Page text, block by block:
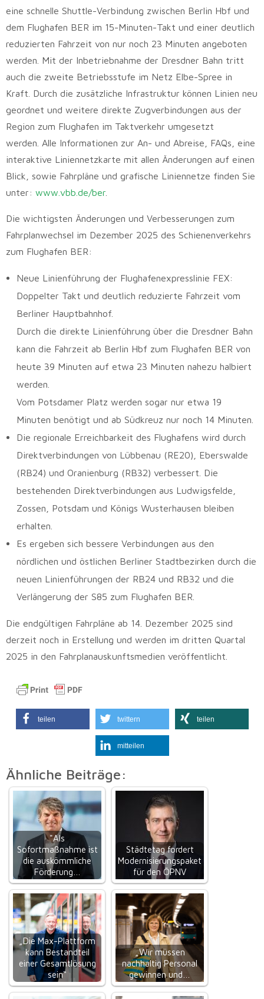
eine schnelle Shuttle-Verbindung zwischen Berlin Hbf und
dem Flughafen BER im 15-Minuten-Takt und einer deutlich
reduzierten Fahrzeit von nur noch 23 Minuten angeboten
werden. Mit der Inbetriebnahme der Dresdner Bahn tritt
auch die zweite Betriebsstufe im Netz Elbe-Spree in
Kraft. Durch die zusätzliche Infrastruktur können Linien neu
geordnet und weitere direkte Zugverbindungen aus der
Region zum Flughafen im Taktverkehr umgesetzt
werden. Alle Informationen zur An- und Abreise, FAQs, eine
interaktive Liniennetzkarte mit allen Änderungen auf einen
Blick, sowie Fahrpläne und grafische Liniennetze finden Sie
unter: www.vbb.de/ber
Die wichtigsten Änderungen und Verbesserungen zum
Fahrplanwechsel im Dezember 2025 des Schienenverkehrs
zum Flughafen BER:
Neue Linienführung der Flughafenexpresslinie FEX:
Doppelter Takt und deutlich reduzierte Fahrzeit vom
Berliner Hauptbahnhof.
Durch die direkte Linienführung über die Dresdner Bahn
kann die Fahrzeit ab Berlin Hbf zum Flughafen BER von
heute 39 Minuten auf etwa 23 Minuten nahezu halbiert
werden.
Vom Potsdamer Platz werden sogar nur etwa 19
Minuten benötigt und ab Südkreuz nur noch 14 Minuten.
Die regionale Erreichbarkeit des Flughafens wird durch
Direktverbindungen von Lübbenau (RE20), Eberswalde
(RB24) und Oranienburg (RB32) verbessert. Die
bestehenden Direktverbindungen aus Ludwigsfelde,
Zossen, Potsdam und Königs Wusterhausen bleiben
erhalten.
Es ergeben sich bessere Verbindungen aus den
nördlichen und östlichen Berliner Stadtbezirken durch die
neuen Linienführungen der RB24 und RB32 und die
Verlängerung der S85 zum Flughafen BER.
Die endgültigen Fahrpläne ab 14. Dezember 2025 sind
derzeit noch in Erstellung und werden im dritten Quartal
2025 in den Fahrplanauskunftsmedien veröffentlicht.
teilen twittern teilen
mitteilen
Ähnliche Beiträge:
"Als
Sofortmaßnahme ist
die auskömmliche
Förderung…
Städtetag fordert
Modernisierungspaket
für den ÖPNV
„Die Max-Plattform
kann Bestandteil
einer Gesamtlösung
sein“
„Wir müssen
nachhaltig Personal
gewinnen und…